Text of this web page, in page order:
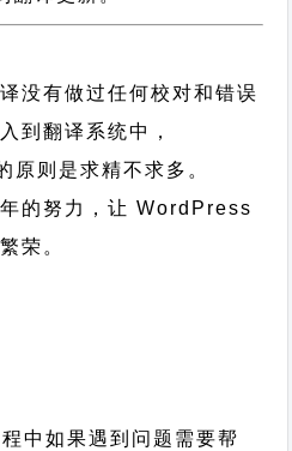
没有做过任何校对和错误
到翻译系统中，
原则 是求精不求多。
的努力，让 WordPress
荣。
中如果遇到问题需要帮